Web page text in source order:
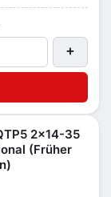
+
2x14-35
(Früher